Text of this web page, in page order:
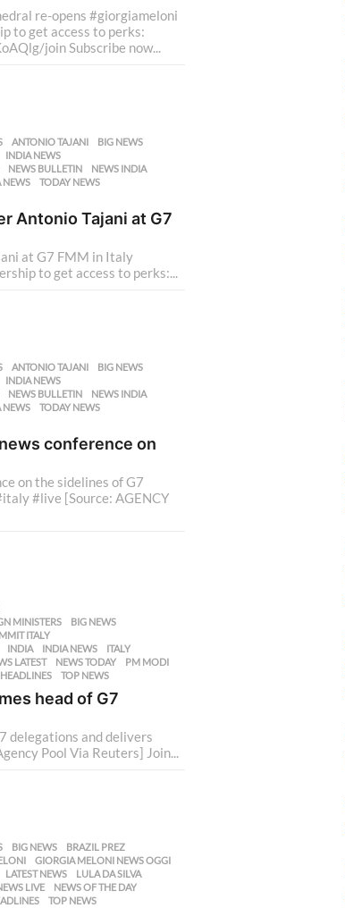
re-opens #giorgiameloni
to get access to perks:
join Subscribe now...
,ANTONIO TAJANI ,BIG NEWS
,INDIA NEWS
,NEWS BULLETIN ,NEWS INDIA
NEWS ,TODAY NEWS
Antonio Tajani at G7
at G7 FMM in Italy
to get access to perks:...
,ANTONIO TAJANI ,BIG NEWS
,INDIA NEWS
,NEWS BULLETIN ,NEWS INDIA
NEWS ,TODAY NEWS
conference on
on the sidelines of G7
#live [Source: AGENCY
MINISTERS ,BIG NEWS
ITALY
,INDIA ,INDIA NEWS ,ITALY
LATEST ,NEWS TODAY ,PM MODI
,TOP NEWS
head of G7
delegations and delivers
Pool Via Reuters] Join...
,BIG NEWS ,BRAZIL PREZ
,GIORGIA MELONI NEWS OGGI
,LATEST NEWS ,LULA DA SILVA
LIVE ,NEWS OF THE DAY
,TOP NEWS